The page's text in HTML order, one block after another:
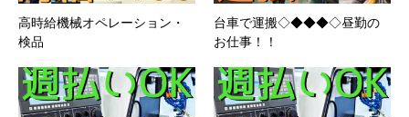
高時給機械オペレーション・
検品
台車で運搬◇◆◆◆◇昼勤の
お仕事！！